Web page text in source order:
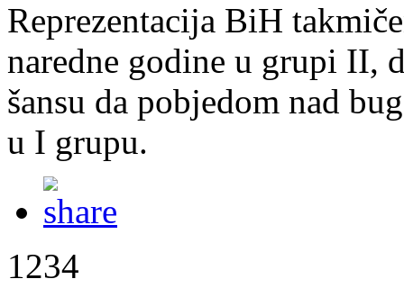
Reprezentacija BiH
naredne godine u grupi II,
šansu da pobjedom nad
u I grupu.
1234